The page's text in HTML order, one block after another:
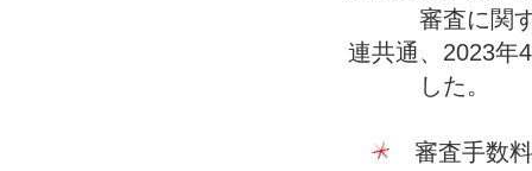
審査に関する
連共通、2023年
した。
審査手数料